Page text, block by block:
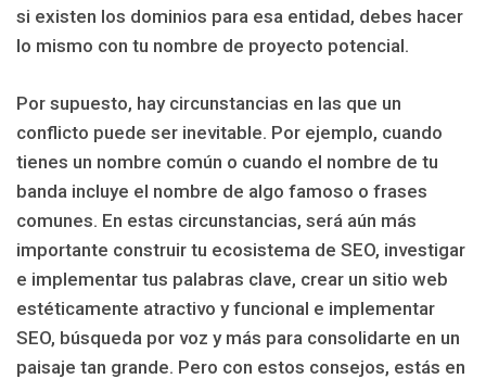
si existen los dominios para esa entidad, debes hacer
lo mismo con tu nombre de proyecto potencial.
Por supuesto, hay circunstancias en las que un
conflicto puede ser inevitable. Por ejemplo, cuando
tienes un nombre común o cuando el nombre de tu
banda incluye el nombre de algo famoso o frases
comunes. En estas circunstancias, será aún más
importante construir tu ecosistema de SEO, investigar
e implementar tus palabras clave, crear un sitio web
estéticamente atractivo y funcional e implementar
SEO, búsqueda por voz y más para consolidarte en un
paisaje tan grande. Pero con estos consejos, estás en